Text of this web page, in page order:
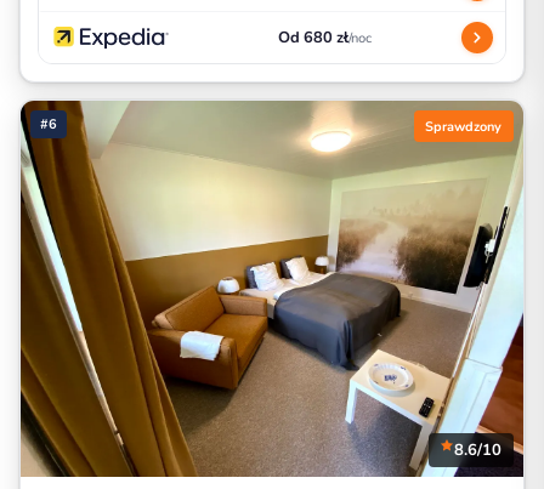
Od 680 zł/noc
#6 Sprawdzony
8.6/10